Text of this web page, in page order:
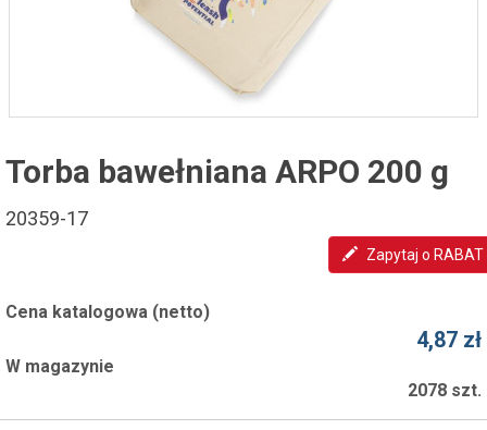
Torba bawełniana ARPO 200 g
20359-17
Zapytaj o RABAT
Cena katalogowa (netto)
4,87 zł
W magazynie
2078 szt.